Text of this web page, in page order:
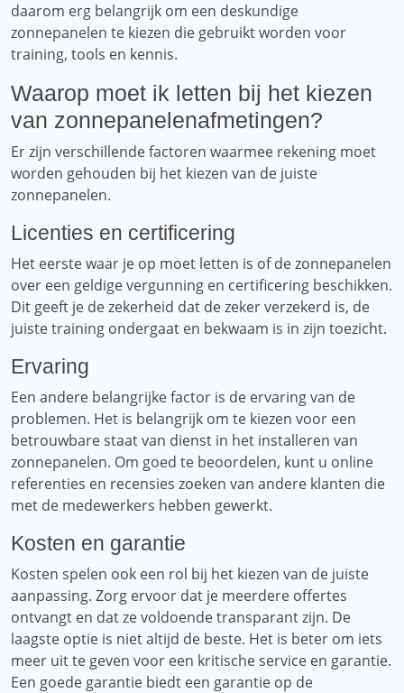
daarom erg belangrijk om een ​​deskundige
zonnepanelen te kiezen die gebruikt worden voor
training, tools en kennis.
Waarop moet ik letten bij het kiezen
van zonnepanelenafmetingen?
Er zijn verschillende factoren waarmee rekening moet
worden gehouden bij het kiezen van de juiste
zonnepanelen.
Licenties en certificering
Het eerste waar je op moet letten is of de zonnepanelen
over een geldige vergunning en certificering beschikken.
Dit geeft je de zekerheid dat de zeker verzekerd is, de
juiste training ondergaat en bekwaam is in zijn toezicht.
Ervaring
Een andere belangrijke factor is de ervaring van de
problemen. Het is belangrijk om te kiezen voor een
betrouwbare staat van dienst in het installeren van
zonnepanelen. Om goed te beoordelen, kunt u online
referenties en recensies zoeken van andere klanten die
met de medewerkers hebben gewerkt.
Kosten en garantie
Kosten spelen ook een rol bij het kiezen van de juiste
aanpassing. Zorg ervoor dat je meerdere offertes
ontvangt en dat ze voldoende transparant zijn. De
laagste optie is niet altijd de beste. Het is beter om iets
meer uit te geven voor een kritische service en garantie.
Een goede garantie biedt een garantie op de